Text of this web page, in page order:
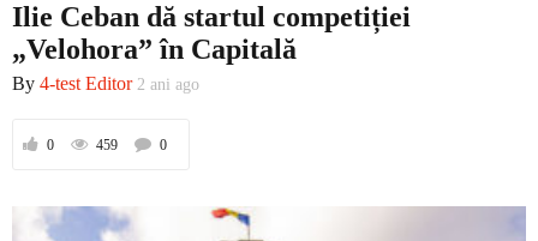
Ilie Ceban dă startul competiției
„Velohora” în Capitală
By 4-test Editor 2 ani ago
0 459 0